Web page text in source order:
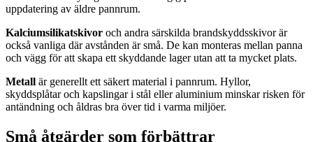
uppdatering av äldre pannrum.
Kalciumsilikatskivor och andra särskilda brandskyddsskivor är
också vanliga där avstånden är små. De kan monteras mellan panna
och vägg för att skapa ett skyddande lager utan att ta mycket plats.
Metall är generellt ett säkert material i pannrum. Hyllor,
skyddsplåtar och kapslingar i stål eller aluminium minskar risken för
antändning och åldras bra över tid i varma miljöer.
Små åtgärder som förbättrar